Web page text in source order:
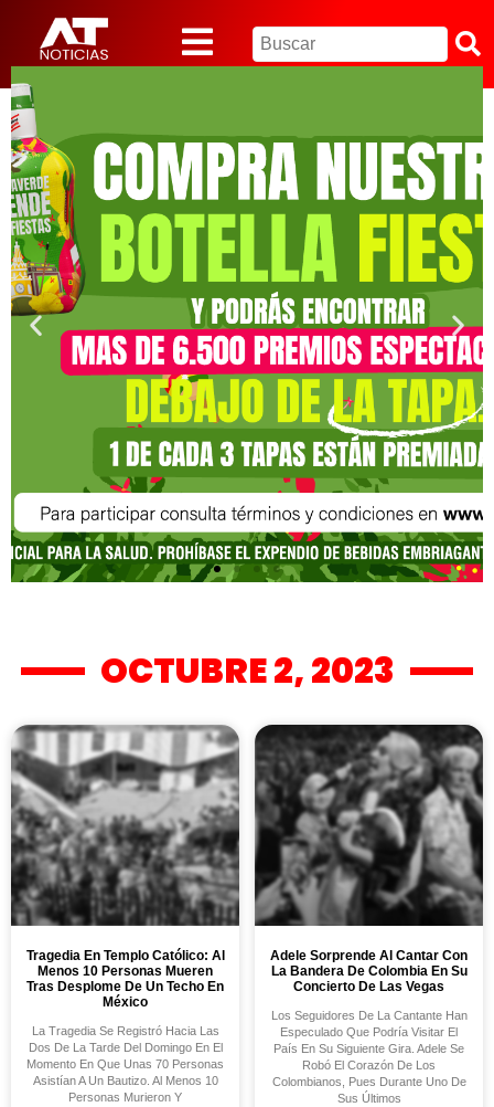
OCTUBRE 2, 2023
Tragedia En Templo Católico: Al
Menos 10 Personas Mueren
Tras Desplome De Un Techo En
México
La Tragedia Se Registró Hacia Las
Dos De La Tarde Del Domingo En El
Momento En Que Unas 70 Personas
Asistían A Un Bautizo. Al Menos 10
Personas Murieron Y
Adele Sorprende Al Cantar Con
La Bandera De Colombia En Su
Concierto De Las Vegas
Los Seguidores De La Cantante Han
Especulado Que Podría Visitar El
País En Su Siguiente Gira. Adele Se
Robó El Corazón De Los
Colombianos, Pues Durante Uno De
Sus Últimos